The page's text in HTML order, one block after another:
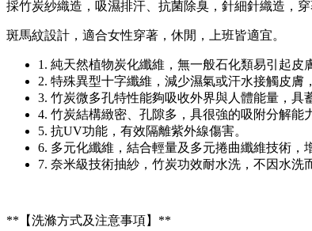
採竹炭紗織造，吸濕排汗、抗菌除臭，針細針織造，穿
斑馬紋設計，適合女性穿著，休閒，上班皆適宜。
1. 純天然植物炭化纖維，無一般石化類易引起皮
2. 特殊異型十字纖維，減少濕氣或汗水接觸皮膚
3. 竹炭微多孔特性能夠吸收外界與人體能量，具
4. 竹炭結構緻密、孔隙多，具很強的吸附分解能
5. 抗UV功能，有效隔離紫外線傷害。
6. 多元化纖維，結合輕量及多元捲曲纖維技術，
7. 奈米級技術抽紗，竹炭功效耐水洗，不因水洗
**【洗滌方式及注意事項】**